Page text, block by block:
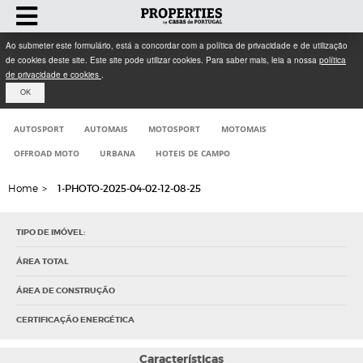
Ao submeter este formulário, está a concordar com a política de privacidade e de utilização
de cookies deste site. Este site pode utilizar cookies. Para saber mais, leia a nossa política
de privacidade e cookies .
OK
AUTOSPORT AUTOMAIS MOTOSPORT MOTOMAIS
OFFROAD MOTO URBANA HOTEIS DE CAMPO
Home > 1-PHOTO-2025-04-02-12-08-25
TIPO DE IMÓVEL:
ÁREA TOTAL
ÁREA DE CONSTRUÇÃO
CERTIFICAÇÃO ENERGÉTICA
Características